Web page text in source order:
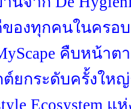
องทุกคนในครอ
คืบหน้า
ต์ยกระดับครั้งให
Ecosystem